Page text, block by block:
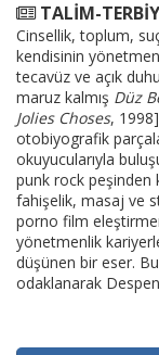
TALİM-
Cinsellik, toplum,
kendisinin
tecavüz ve açık
maruz kalmış Düz
Jolies Choses,
otobiyografik
okuyucularıyla
punk rock peşinden
fahişelik, masaj ve
porno film
yönetmenlik
düşünen bir eser.
odaklanarak